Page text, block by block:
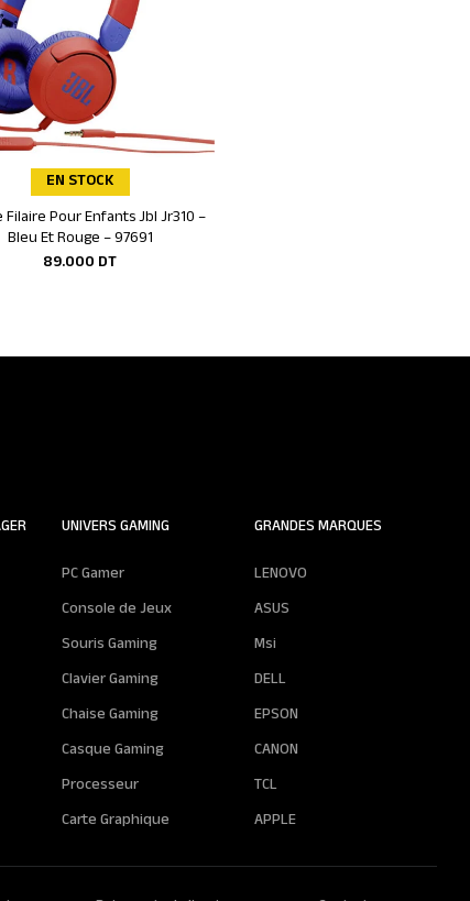
EN STOCK
Ajouter au panier
Filaire Pour Enfants Jbl Jr310 –
Bleu Et Rouge – 97691
89.000 DT
UNIVERS GAMING
PC Gamer
Console de Jeux
Souris Gaming
Clavier Gaming
Chaise Gaming
Casque Gaming
Processeur
Carte Graphique
GRANDES MARQUES
LENOVO
ASUS
Msi
DELL
EPSON
CANON
TCL
APPLE